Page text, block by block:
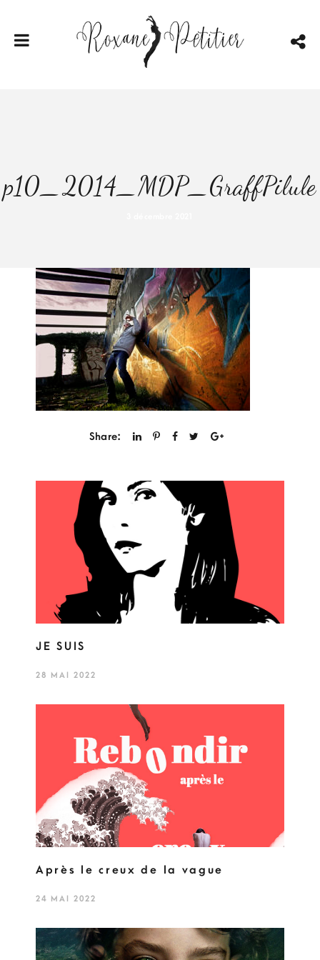
p10_2014_MDP_GraffPilule
Share:
JE SUIS
28 MAI 2022
Après le creux de la vague
24 MAI 2022